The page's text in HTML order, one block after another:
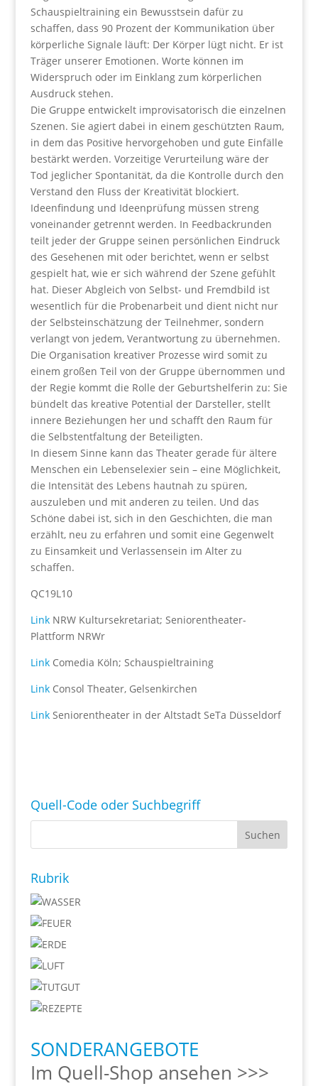
Schauspieltraining ein Bewusstsein dafür zu
schaffen, dass 90 Prozent der Kommunikation über
körperliche Signale läuft: Der Körper lügt nicht. Er ist
Träger unserer Emotionen. Worte können im
Widerspruch oder im Einklang zum körperlichen
Ausdruck stehen.
Die Gruppe entwickelt improvisatorisch die einzelnen
Szenen. Sie agiert dabei in einem geschützten Raum,
in dem das Positive hervorgehoben und gute Einfälle
bestärkt werden. Vorzeitige Verurteilung wäre der
Tod jeglicher Spontanität, da die Kontrolle durch den
Verstand den Fluss der Kreativität blockiert.
Ideenfindung und Ideenprüfung müssen streng
voneinander getrennt werden. In Feedbackrunden
teilt jeder der Gruppe seinen persönlichen Eindruck
des Gesehenen mit oder berichtet, wenn er selbst
gespielt hat, wie er sich während der Szene gefühlt
hat. Dieser Abgleich von Selbst- und Fremdbild ist
wesentlich für die Probenarbeit und dient nicht nur
der Selbsteinschätzung der Teilnehmer, sondern
verlangt von jedem, Verantwortung zu übernehmen.
Die Organisation kreativer Prozesse wird somit zu
einem großen Teil von der Gruppe übernommen und
der Regie kommt die Rolle der Geburtshelferin zu: Sie
bündelt das kreative Potential der Darsteller, stellt
innere Beziehungen her und schafft den Raum für
die Selbstentfaltung der Beteiligten.
In diesem Sinne kann das Theater gerade für ältere
Menschen ein Lebenselexier sein – eine Möglichkeit,
die Intensität des Lebens hautnah zu spüren,
auszuleben und mit anderen zu teilen. Und das
Schöne dabei ist, sich in den Geschichten, die man
erzählt, neu zu erfahren und somit eine Gegenwelt
zu Einsamkeit und Verlassensein im Alter zu
schaffen.
QC19L10
Link NRW Kultursekretariat; Seniorentheater-
Plattform NRWr
LinkComedia Köln; Schauspieltraining
Link Consol Theater, Gelsenkirchen
LinkSeniorentheater in der Altstadt SeTa Düsseldorf
Quell-Code oder Suchbegriff
Rubrik
SONDERANGEBOTE
Im Quell-Shop ansehen >>>